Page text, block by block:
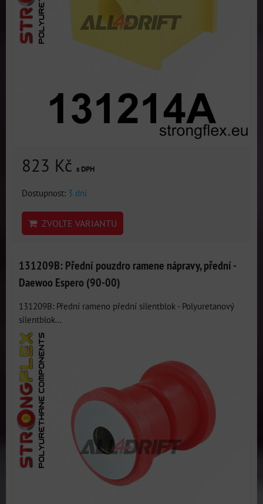
823 Kč s DPH
Dostupnost: 3 dni
ZVOLTE VARIANTU
131209B: Přední pouzdro ramene nápravy, přední -
Daewoo Espero (90-00)
131209B: Přední rameno přední silentblok - Polyuretanový
silentblok...